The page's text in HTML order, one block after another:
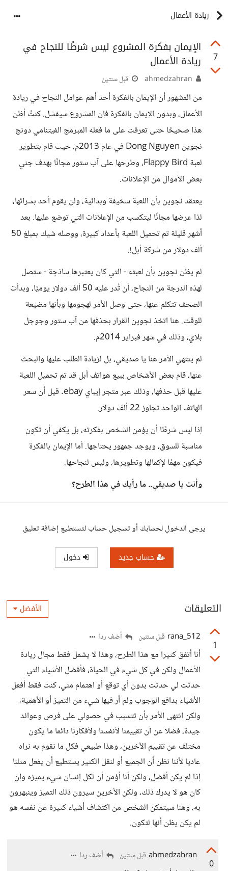
ريادة الأعمال
7
الإيمان بفكرة المشروع ليس شرطًا للنجاح في
ريادة الأعمال
قبل سنتين
من المشهور أن الإيمان بالفكرة أحد أهم عوامل النجاح في ريادة
الأعمال، وبدون الإيمان بالفكرة فإن المشروع سيفشل. كنتُ أظن
هذا صحيحًا حتى تعرفت على ما فعله المبرمج الفيتنامي دونج
نجوين Dong Nguyen في عام 2013م، حيث قام بتطوير
لعبة Flappy Bird، وطرحها على آب ستور مجانًا بهدف جني
بعض الأموال من الإعلانات.
يعتقد نجوين بأن اللعبة سخيفة وبدائية، ولن يقوم أحد بشرائها،
لذا عرضها مجانًا ليتكسب من الإعلانات التي توضع عليها. بعد
أشهر قليلة تم تحميل اللعبة بأعداد كبيرة، ووصله شيك بمبلغ 50
ألف دولار من شركة أبل!.
لم يظن نجوين بأن لعبته - التي كان يعتبرها ساذجة - ستصل
لهذه الدرجة من النجاح، أن تُدر عليه 50 ألف دولار يوميًا، وبدأت
الصحف تتكلم عنها، حتى وصل الأمر لهجومها وبأنها مضيعة
للوقت. هنا اتخذ نجوين القرار بحذفها من آب ستور وجوجل
بلاي، وذلك في شهر فبراير 2014م.
لم ينتهي الأمر هنا يا صديقي، بل لزيادة الطلب عليها والبحث
عنها، قام بعض الأشخاص ببيع هواتف أبل قد تم تحميل اللعبة
عليها قبل حذفها، وذلك عبر متجر إيباي ebay. قيل أن سعر
الهاتف الواحد تجاوز 22 ألف دولار.
إذا ليس شرطًا أن يؤمن الشخص بفكرته، بل يكفي أن تكون
مناسبة للسوق، ويوجد جمهور يحتاجها. أما الإيمان بالفكرة
فيكون مهمًا لإكمالها وتطويرها، وليس لنجاحها.
وأنت يا صديقي.. ما رأيك في هذا الطرح؟
يرجى الدخول لحسابك أو تسجيل حساب لتستطيع إضافة تعليق
حساب جديد دخول
التعليقات الأفضل
1
rana_512 قبل سنتين أضف ردا
أنا أتفق كثيرا مع هذا الطرح، وهذا لا يشمل فقط مجال ريادة
الأعمال ولكن في كل شيء في الحياة، فأفضل الأشياء التي
حدثت لي حدثت بدون أي توقع أو اهتمام مني، كنت فقط أفعل
الأشياء بدافع الوجوب ولم أر فيها شيء من التميز أو الأهمية،
ولكن انتهى الأمر بأن تتسبب في حصولي على فرص وعوائد
جيدة، فضلا عن أن تقييمنا لأنفسنا ولأفكارنا دائما ما يكون
مختلف عن تقييم الآخرين، وهذا طبيعي فكل ما نقوم به نراه
عاديا لأننا نظن أن الجميع أو لنقل الكثير يستطيع أن يفعل مثلنا
إذا لم يكن أفضل، ولكن أنا أؤمن أن لكل إنسان شيء يميزه وإن
كان هو لا يدرك ذلك، ولكن الآخرين سيرون ذلك التميز وينبهرون
به، وهنا سيتمكن الشخص من اكتشاف أشياء كثيرة عن نفسه هو
لم يكن يظن أنها لتكون.
0
ahmedzahran قبل سنتين أضف ردا